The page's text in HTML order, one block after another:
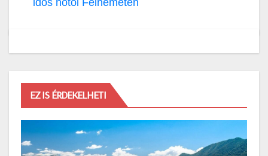
idős nőtől Felnémeten
EZ IS ÉRDEKELHETI